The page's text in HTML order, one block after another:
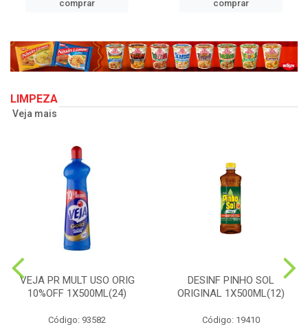
comprar
comprar
LIMPEZA
Veja mais
VEJA PR MULT USO ORIG
10%OFF 1X500ML(24)
Código: 93582
DESINF PINHO SOL
ORIGINAL 1X500ML(12)
Código: 19410